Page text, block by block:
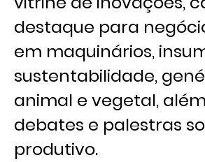
destaque para
em maquinários,
sustentabilidade,
animal e vegetal,
debates e palestras
produtivo.